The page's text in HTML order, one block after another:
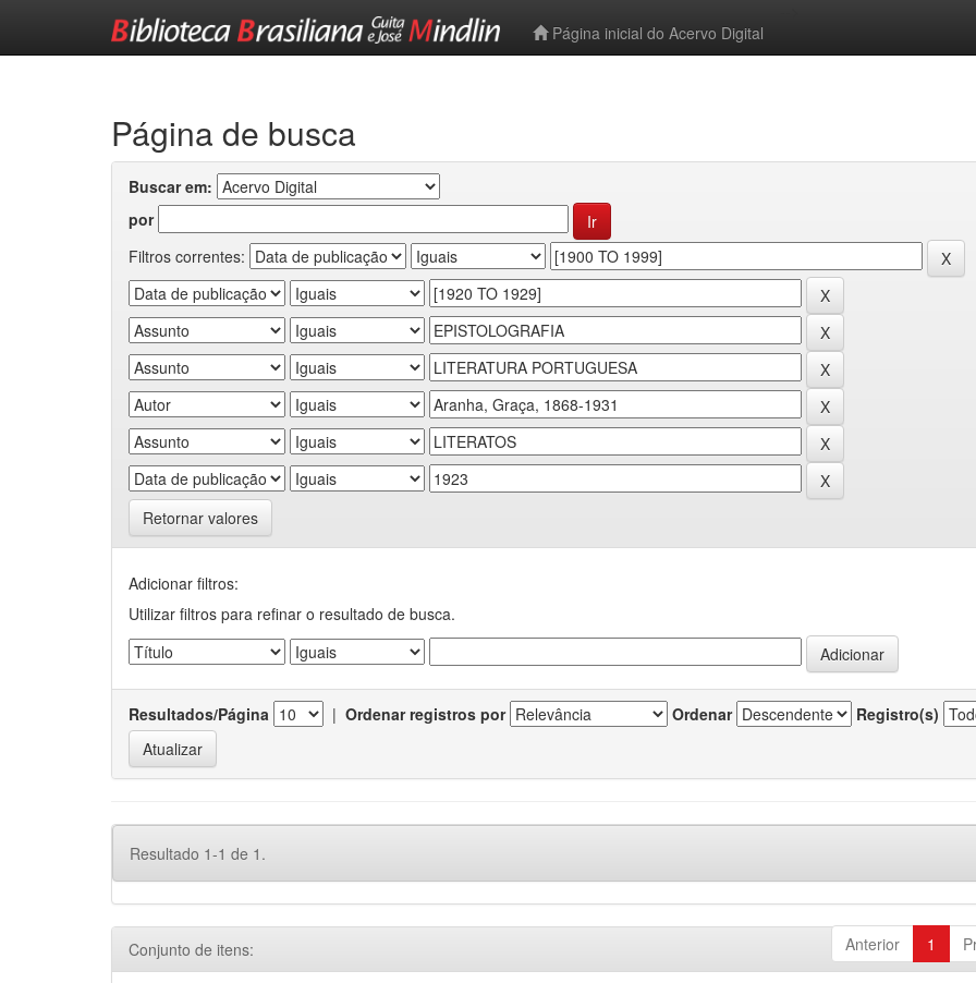
Página inicial do Acervo Digital
Página de busca
Buscar em:
por
Filtros correntes:
Retornar valores
Adicionar filtros:
Utilizar filtros para refinar o resultado de busca.
Resultados/Página | Ordenar registros por Ordenar Registro(s)
Resultado 1-1 de 1.
Anterior 1
Conjunto de itens: